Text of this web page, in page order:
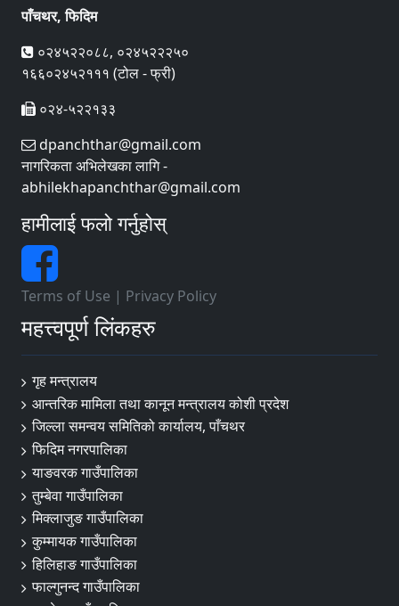
पाँचथर, फिदिम
०२४५२२०८८, ०२४५२२२५०
१६६०२४५२१११ (टोल - फ्री)
०२४-५२२१३३
dpanchthar@gmail.com
नागरिकता अभिलेखका लागि -
abhilekhapanchthar@gmail.com
हामीलाई फलो गर्नुहोस्
Terms of Use | Privacy Policy
महत्त्वपूर्ण लिंकहरु
गृह मन्त्रालय
आन्तरिक मामिला तथा कानून मन्त्रालय कोशी प्रदेश
जिल्ला समन्वय समितिको कार्यालय, पाँचथर
फिदिम नगरपालिका
याङवरक गाउँपालिका
तुम्बेवा गाउँपालिका
मिक्लाजुङ गाउँपालिका
कुम्मायक गाउँपालिका
हिलिहाङ गाउँपालिका
फाल्गुनन्द गाउँपालिका